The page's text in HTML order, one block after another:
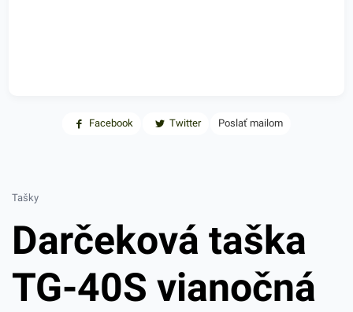
Facebook Twitter Poslať mailom
Tašky
Darčeková taška
TG-40S vianočná